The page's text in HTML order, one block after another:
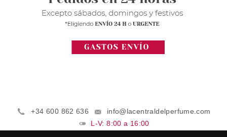
+34 600 862 636
info@lacentraldelperfume.com
L-V: 8:00 a 16:00